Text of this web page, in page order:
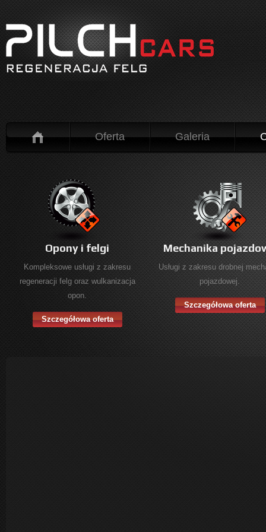
Oferta Galeria
Opony i felgi
Kompleksowe usługi z zakresu
regeneracji felg oraz wulkanizacja
opon.
Szczegółowa oferta
Mechanika
Usługi z zakresu drobnej
pojazdowej.
Szczegółowa oferta